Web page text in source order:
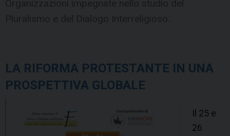
LA RIFORMA PROTESTANTE IN UNA
PROSPETTIVA GLOBALE
Il 25 e
26